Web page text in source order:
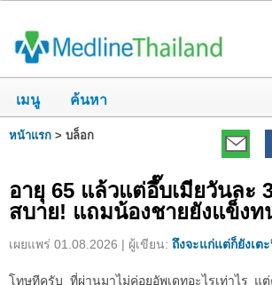
เมนู ค้นหา
หน้าแรก > บล็อก
อายุ 65 แล้วแต่อึ๊บเมียวันละ
สบาย! แถมน้องชายยังแข็งท
เผยแพร่ 01.08.2026 | ผู้เขียน: ถึงจะแก่แต่ก็ยังเต
โทษทีครับ ที่ผ่านมาไม่ค่อยอัพเดทอะไรเท่าไร แต่